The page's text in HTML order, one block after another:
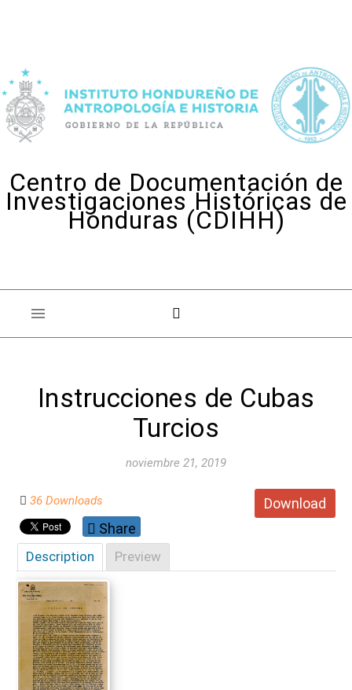
Centro de Documentación de
Investigaciones Históricas de
Honduras (CDIHH)
Instrucciones de Cubas
Turcios
noviembre 21, 2019
Download
36 Downloads
Share
Description Preview